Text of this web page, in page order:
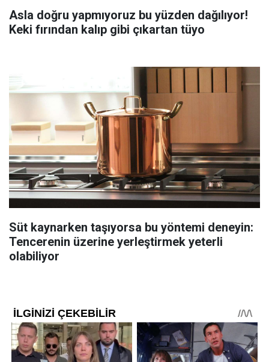
Asla doğru yapmıyoruz bu yüzden dağılıyor!
Keki fırından kalıp gibi çıkartan tüyo
Süt kaynarken taşıyorsa bu yöntemi deneyin:
Tencerenin üzerine yerleştirmek yeterli
olabiliyor